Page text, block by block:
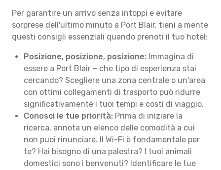
Per garantire un arrivo senza intoppi e evitare
sorprese dell'ultimo minuto a Port Blair, tieni a mente
questi consigli essenziali quando prenoti il tuo hotel:
Posizione, posizione, posizione: Immagina di
essere a Port Blair – che tipo di esperienza stai
cercando? Scegliere una zona centrale o un'area
con ottimi collegamenti di trasporto può ridurre
significativamente i tuoi tempi e costi di viaggio.
Conosci le tue priorità: Prima di iniziare la
ricerca, annota un elenco delle comodità a cui
non puoi rinunciare. Il Wi-Fi è fondamentale per
te? Hai bisogno di una palestra? I tuoi animali
domestici sono i benvenuti? Identificare le tue